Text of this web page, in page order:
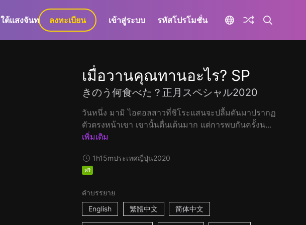
ใต้แสงจันทร์ GaLa+
ลงทะเบียน เข้าสู่ระบบ รหัสโปรโมชั่น
เมื่อวานคุณทานอะไร? SP
きのう何食べた？正月スペシャル2020
วันหนึ่ง มามิ ไอดอลสาวที่ชิโระแสนจะปลื้มดันมาปรากฏ
ตัวตรงหน้าเขา เขานั้นตื่นเต้นมาก แต่การพบกันครั้งน...
เพิ่มเติม
1h15mประเทศญี่ปุ่น2020
ฟรี
คำบรรยาย
English
繁體中文 简体中文